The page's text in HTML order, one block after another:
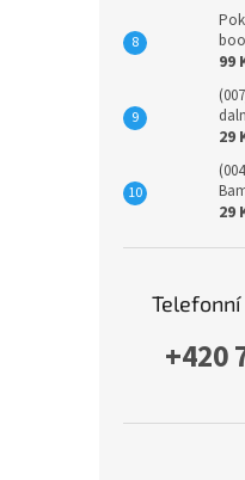
99
29
29
+420